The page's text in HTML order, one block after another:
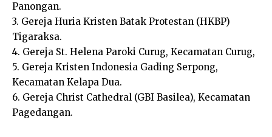
Panongan.
3. Gereja Huria Kristen Batak Protestan (HKBP)
Tigaraksa.
4. Gereja St. Helena Paroki Curug, Kecamatan Curug,
5. Gereja Kristen Indonesia Gading Serpong,
Kecamatan Kelapa Dua.
6. Gereja Christ Cathedral (GBI Basilea), Kecamatan
Pagedangan.